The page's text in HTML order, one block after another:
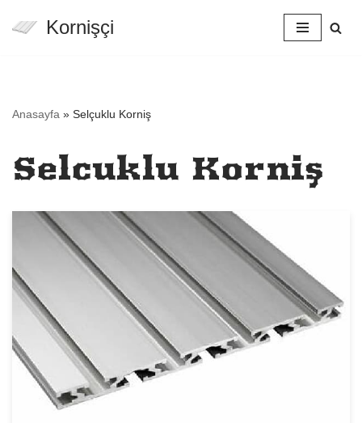
Kornişçi
Anasayfa » Selçuklu Korniş
Selçuklu Korniş